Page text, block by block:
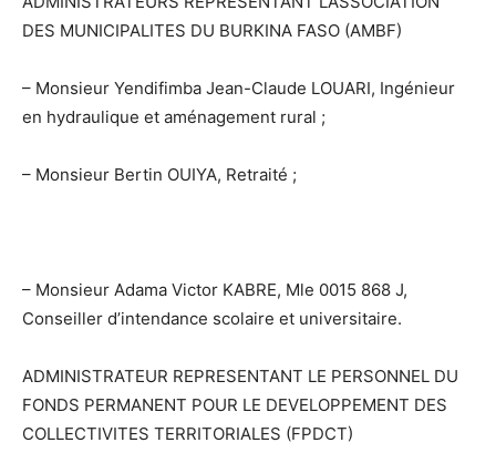
DES MUNICIPALITES DU BURKINA FASO (AMBF)
– Monsieur Yendifimba Jean-Claude LOUARI, Ingénieur
en hydraulique et aménagement rural ;
– Monsieur Bertin OUIYA, Retraité ;
– Monsieur Adama Victor KABRE, Mle 0015 868 J,
Conseiller d’intendance scolaire et universitaire.
ADMINISTRATEUR REPRESENTANT LE PERSONNEL DU
FONDS PERMANENT POUR LE DEVELOPPEMENT DES
COLLECTIVITES TERRITORIALES (FPDCT)